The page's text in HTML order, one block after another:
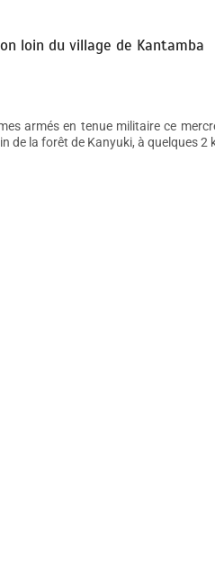
loin du village de Kantamba
armés en tenue militaire ce
de la forêt de Kanyuki, à quelques 2